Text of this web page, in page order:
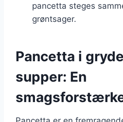
pancetta steges
grøntsager.
Pancetta i
supper: En